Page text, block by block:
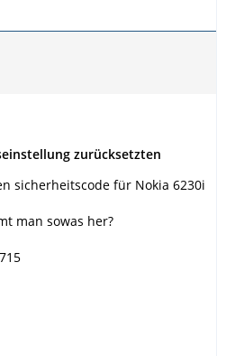
zurücksetzten
sicherheitscode für Nokia 6230i
man sowas her?